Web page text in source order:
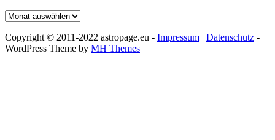
Archiv
Copyright © 2011-2022 astropage.eu - Impressum | Datenschutz -
WordPress Theme by MH Themes